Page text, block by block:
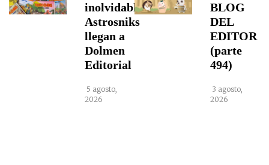
inolvidables
Astrosniks
llegan a
Dolmen
Editorial
5 agosto,
2026
BLOG
DEL
EDITOR
(parte
494)
3 agosto,
2026